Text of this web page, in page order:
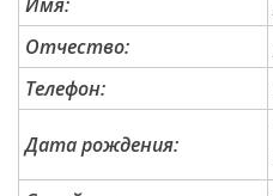
сад
№1
«Солнышко».
Ясли/
Отчество:
Телефон:
Дата рождения: